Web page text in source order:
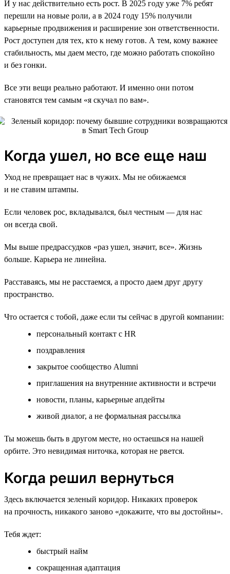
И у нас действительно есть рост. В 2025 году уже 7% ребят
перешли на новые роли, а в 2024 году 15% получили
карьерные продвижения и расширение зон ответственности.
Рост доступен для тех, кто к нему готов. А тем, кому важнее
стабильность, мы даем место, где можно работать спокойно
и без гонки.
Все эти вещи реально работают. И именно они потом
становятся тем самым «я скучал по вам».
Когда ушел, но все еще наш
Уход не превращает нас в чужих. Мы не обижаемся
и не ставим штампы.
Если человек рос, вкладывался, был честным — для нас
он всегда свой.
Мы выше предрассудков «раз ушел, значит, все». Жизнь
больше. Карьера не линейна.
Расставаясь, мы не расстаемся, а просто даем друг другу
пространство.
Что остается с тобой, даже если ты сейчас в другой компании:
персональный контакт с HR
поздравления
закрытое сообщество Alumni
приглашения на внутренние активности и встречи
новости, планы, карьерные апдейты
живой диалог, а не формальная рассылка
Ты можешь быть в другом месте, но остаешься на нашей
орбите. Это невидимая ниточка, которая не рвется.
Когда решил вернуться
Здесь включается зеленый коридор. Никаких проверок
на прочность, никакого заново «докажите, что вы достойны».
Тебя ждет:
быстрый найм
сокращенная адаптация